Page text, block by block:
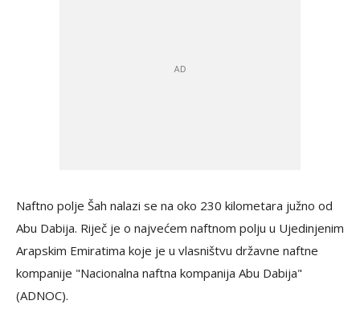
Naftno polje Šah nalazi se na oko 230 kilometara južno od
Abu Dabija. Riječ je o najvećem naftnom polju u Ujedinjenim
Arapskim Emiratima koje je u vlasništvu državne naftne
kompanije "Nacionalna naftna kompanija Abu Dabija"
(ADNOC).